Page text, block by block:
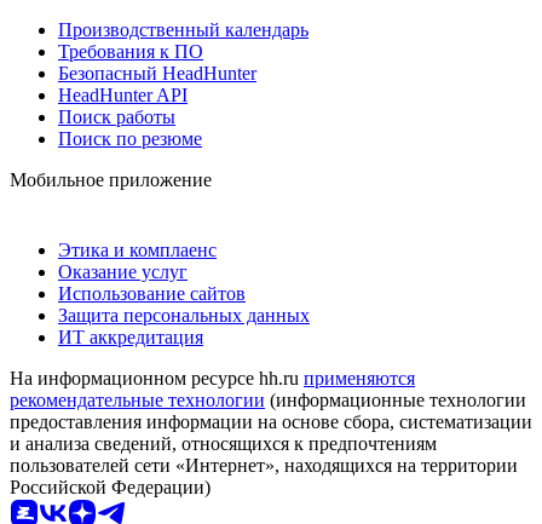
Производственный календарь
Требования к ПО
Безопасный HeadHunter
HeadHunter API
Поиск работы
Поиск по резюме
Мобильное приложение
Этика и комплаенс
Оказание услуг
Использование сайтов
Защита персональных данных
ИТ аккредитация
На информационном ресурсе hh.ru применяются
рекомендательные технологии (информационные технологии
предоставления информации на основе сбора, систематизации
и анализа сведений, относящихся к предпочтениям
пользователей сети «Интернет», находящихся на территории
Российской Федерации)